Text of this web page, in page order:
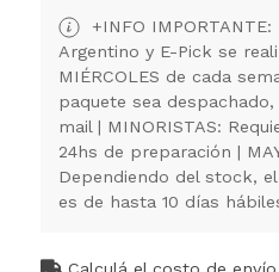
+INFO
Argentino y E-Pick se
MIÉRCOLES de cada
paquete sea
mail | MINORISTAS:
24hs de preparación |
Dependiendo del stock,
es de hasta 10 días
Calculá el costo de envío